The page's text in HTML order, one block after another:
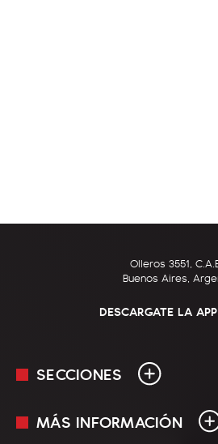
Olleros 3551,
Buenos Aires,
DESCARGATE LA
SECCIONES
En Vivo
MÁS INFORMACIÓN